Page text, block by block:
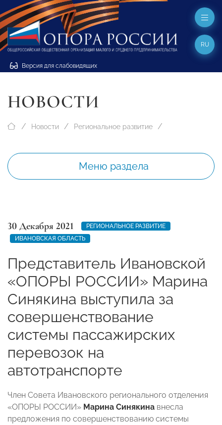
Версия для слабовидящих
RU
НОВОСТИ
Новости Региональное развитие
Меню раздела
30 Декабря 2021
РЕГИОНАЛЬНОЕ РАЗВИТИЕ
ИВАНОВСКАЯ ОБЛАСТЬ
Представитель Ивановской
«ОПОРЫ РОССИИ» Марина
Синякина выступила за
совершенствование
системы пассажирских
перевозок на
автотранспорте
Член Совета Ивановского регионального отделения
«ОПОРЫ РОССИИ» Марина Синякина внесла
предложения по совершенствованию системы